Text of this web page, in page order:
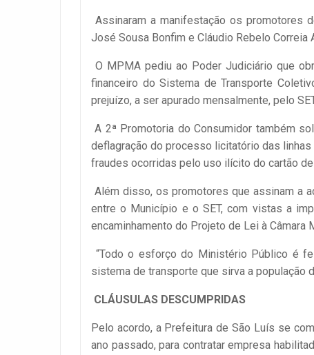
Assinaram a manifestação os promotores
José Sousa Bonfim e Cláudio Rebelo Correia
O MPMA pediu ao Poder Judiciário que
financeiro do Sistema de Transporte
prejuízo, a ser apurado mensalmente, pelo
A 2ª Promotoria do Consumidor também
deflagração do processo licitatório das
fraudes ocorridas pelo uso ilícito do cartão
Além disso, os promotores que assinam a
entre o Município e o SET, com vistas a
encaminhamento do Projeto de Lei à
“Todo o esforço do Ministério Público é
sistema de transporte que sirva a população
CLÁUSULAS DESCUMPRIDAS
Pelo acordo, a Prefeitura de São Luís se
ano passado, para contratar empresa